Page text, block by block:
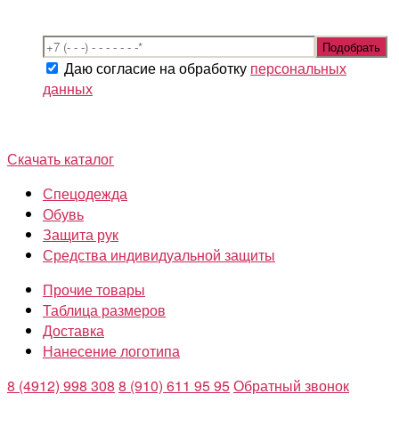
Даю согласие на обработку персональных
данных
Скачать каталог
Спецодежда
Обувь
Защита рук
Средства индивидуальной защиты
Прочие товары
Таблица размеров
Доставка
Нанесение логотипа
8 (4912) 998 308 8 (910) 611 95 95Обратный звонок